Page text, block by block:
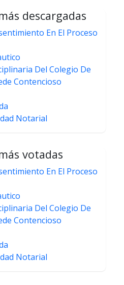
descargadas
En El Proceso
Del Colegio De
Contencioso
Notarial
votadas
En El Proceso
Del Colegio De
Contencioso
Notarial